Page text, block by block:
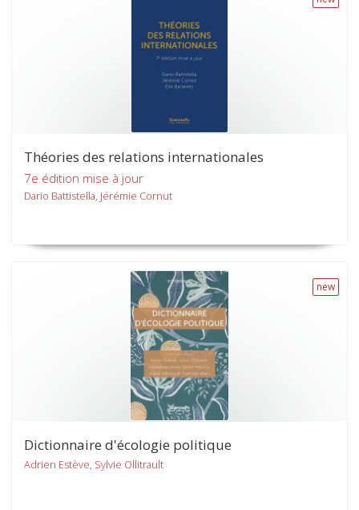
Théories des relations internationales
7e édition mise à jour
Dario Battistella, Jérémie Cornut
new
Dictionnaire d'écologie politique
Adrien Estève, Sylvie Ollitrault